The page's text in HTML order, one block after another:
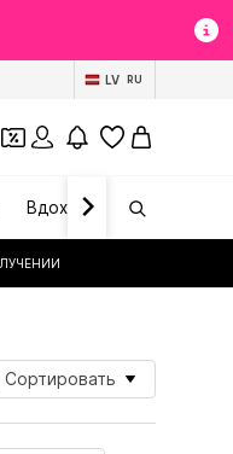
LV RU
Вдохновение
Сортировать